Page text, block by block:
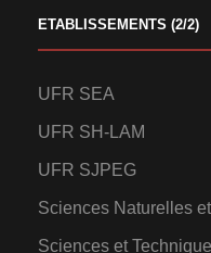
ETABLISSEMENTS (2/2)
UFR SEA
UFR SH-LAM
UFR SJPEG
Sciences Naturelles
Sciences et